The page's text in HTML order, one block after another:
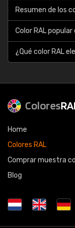
Resumen de los
Color RAL
¿Qué color RAL
Colores
Home
Colores RAL
Comprar muestra
Blog